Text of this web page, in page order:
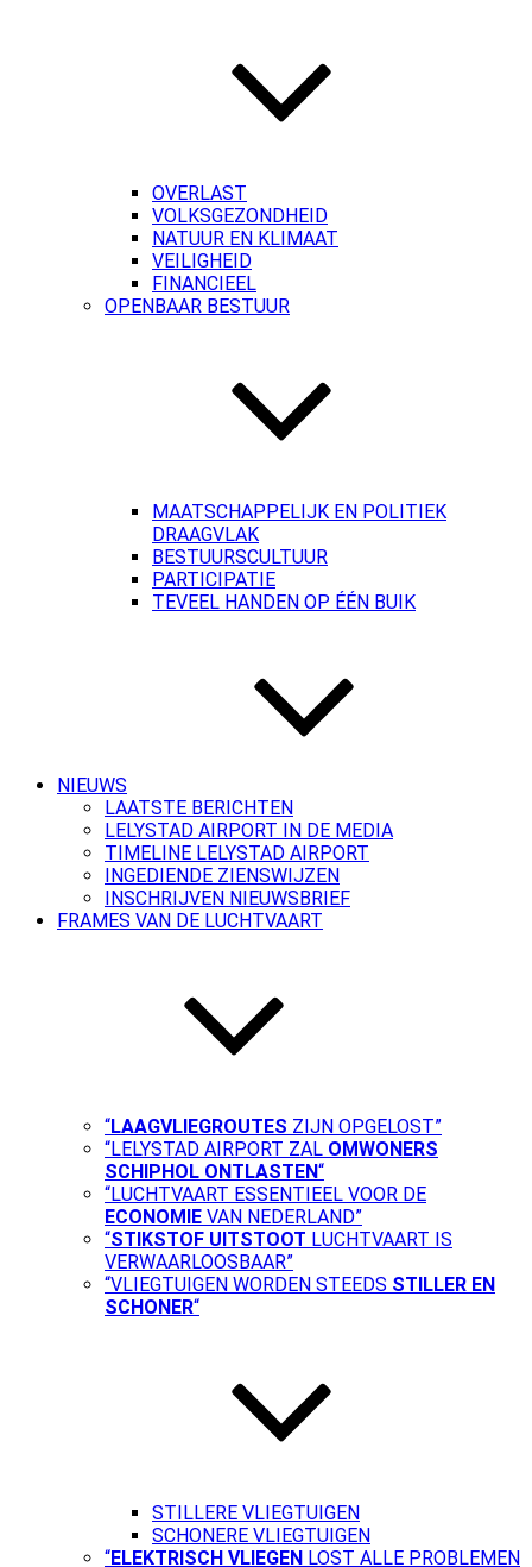
OVERLAST
VOLKSGEZONDHEID
NATUUR EN KLIMAAT
VEILIGHEID
FINANCIEEL
OPENBAAR BESTUUR
MAATSCHAPPELIJK EN POLITIEK
DRAAGVLAK
BESTUURSCULTUUR
PARTICIPATIE
TEVEEL HANDEN OP ÉÉN BUIK
NIEUWS
LAATSTE BERICHTEN
LELYSTAD AIRPORT IN DE MEDIA
TIMELINE LELYSTAD AIRPORT
INGEDIENDE ZIENSWIJZEN
INSCHRIJVEN NIEUWSBRIEF
FRAMES VAN DE LUCHTVAART
“LAAGVLIEGROUTES ZIJN OPGELOST”
“LELYSTAD AIRPORT ZAL OMWONERS
SCHIPHOL ONTLASTEN“
“LUCHTVAART ESSENTIEEL VOOR DE
ECONOMIE VAN NEDERLAND”
“STIKSTOF UITSTOOT LUCHTVAART IS
VERWAARLOOSBAAR”
“VLIEGTUIGEN WORDEN STEEDS STILLER EN
SCHONER“
STILLERE VLIEGTUIGEN
SCHONERE VLIEGTUIGEN
“ELEKTRISCH VLIEGEN LOST ALLE PROBLEMEN